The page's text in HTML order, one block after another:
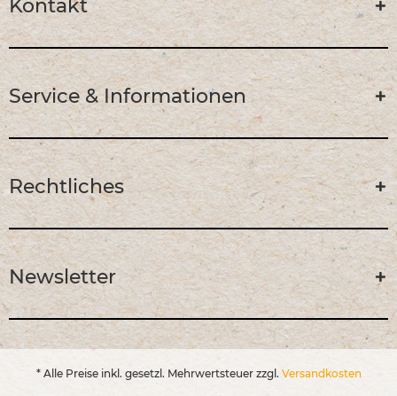
Kontakt
Service & Informationen
Rechtliches
Newsletter
* Alle Preise inkl. gesetzl. Mehrwertsteuer zzgl. Versandkosten